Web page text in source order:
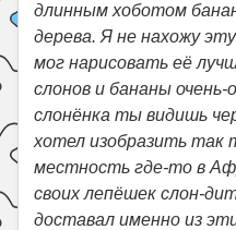
длинным хоботом
дерева. Я не нахожу
мог нарисовать её
слонов и бананы очень-
слонёнка ты видишь
хотел изобразить
местность где-то в
своих лепёшек слон-
доставал именно из